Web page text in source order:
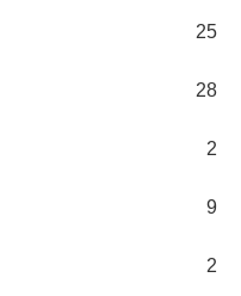
25
28
2
9
2